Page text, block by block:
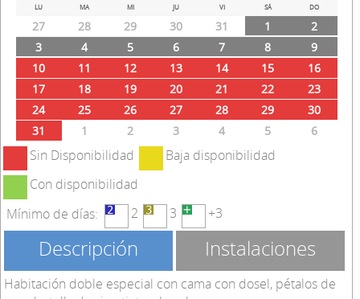
Prev Next
LU MA MI JU VI SÁ DO
27 28 29 30 31 1
2
3
4 5 6 7 8
9
10
11 12 13 14 15
16
17
18 19 20 21 22
23
24
25 26 27 28 29
30
31
1 2 3 4 5 6
Sin Disponibilidad
Baja disponibilidad
Con disponibilidad
Mínimo de días:
2 3 +3
Descripción Instalaciones
Habitación doble especial con cama con dosel, pétalos de